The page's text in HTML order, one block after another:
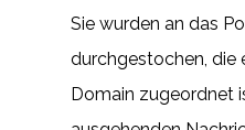
Sie wurden an das
durchgestochen, die
Domain zugeordnet